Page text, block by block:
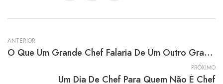
ANTERIOR
O Que Um Grande Chef Falaria De Um Outro Grande Chef?
PRÓXIMO
Um Dia De Chef Para Quem Não É Chef